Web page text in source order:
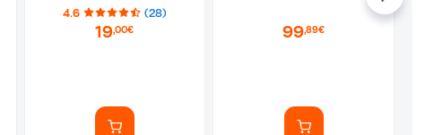
4.6 (28)
19,00€ 99,89€